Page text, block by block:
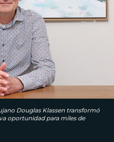
Douglas Klassen transformó
oportunidad para miles de